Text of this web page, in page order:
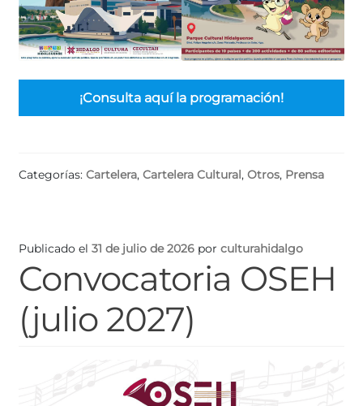
¡Consulta aquí la programación!
Categorías: Cartelera, Cartelera Cultural, Otros, Prensa
Publicado el 31 de julio de 2026 por culturahidalgo
Convocatoria OSEH
(julio 2027)